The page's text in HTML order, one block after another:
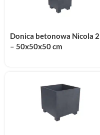
Donica betonowa Nicola 2
– 50x50x50 cm